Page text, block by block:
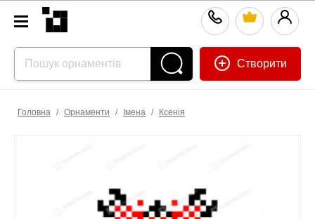
Створити
Головна / Орнаменти / Імена / Ксенія